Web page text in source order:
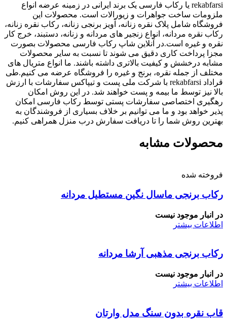
rekabfarsi یا رکاب فارسی یک برند ایرانی در زمینه عرضه انواع
ملزومات ساخت جواهرات و زیورالات است. محصولات این
فروشگاه شامل پلاک نقره زنانه، آویز برنجی زنانه، رکاب نقره زنانه،
رکاب نقره مردانه، انواع زنجیر های مردانه و زنانه، دستبند، خرج کار
نقره و غیره است.در آنلاین شاپ رکاب فارسی محصولات بصورت
مجزا پرداخت کاری دقیق می شوند تا نسبت به سایر محصولات
مشابه درخشش و کیفیت بالاتری داشته باشند. ما انواع متریال های
مختلف از جمله نقره، برنج و غیره را فروشگاه عرضه می کنیم.طی
قراداد rekabfarsi با شرکت ملی پست و تیپاکس سفارشات با ارزش
بالا نیز توسط ما بیمه و پست خواهند شد. در این روش امکان
رهگیری اختصاصی سفارشات پستی توسط رکاب فارسی امکان
پذیر خواهد بود و ما می توانیم بر خلاف بسیاری از فروشندگان به
بهترین روش شما را تا دریافت سفارش درب منزل همراهی کنیم.
محصولات مشابه
فروخته شده
رکاب برنجی ماسال نگین مستطیل مردانه
در انبار موجود نیست
اطلاعات بیشتر
رکاب برنجی مذهبی آرشا مردانه
در انبار موجود نیست
اطلاعات بیشتر
قاب نقره بدون سنگ مدل وارتان